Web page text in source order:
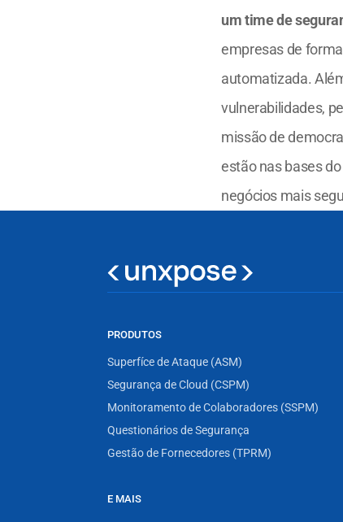
um time de
empresas de
automatizada.
vulnerabilidades,
missão de
estão nas bases
negócios mais
PRODUTOS
Superfíce de Ataque (ASM)
Segurança de Cloud (CSPM)
Monitoramento de Colaboradores (SSPM)
Questionários de Segurança
Gestão de Fornecedores (TPRM)
E MAIS